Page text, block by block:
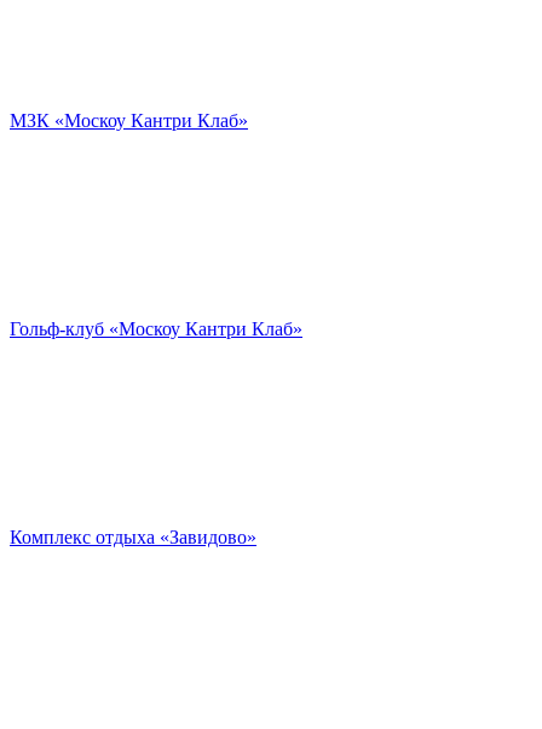
МЗК «Москоу Кантри Клаб»
Гольф-клуб «Москоу Кантри Клаб»
Комплекс отдыха «Завидово»